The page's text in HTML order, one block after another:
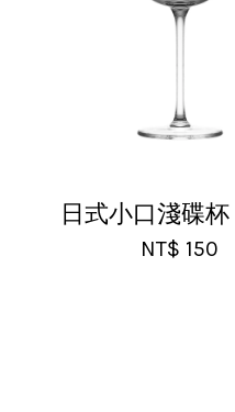
日式小口淺碟杯
NT$ 150